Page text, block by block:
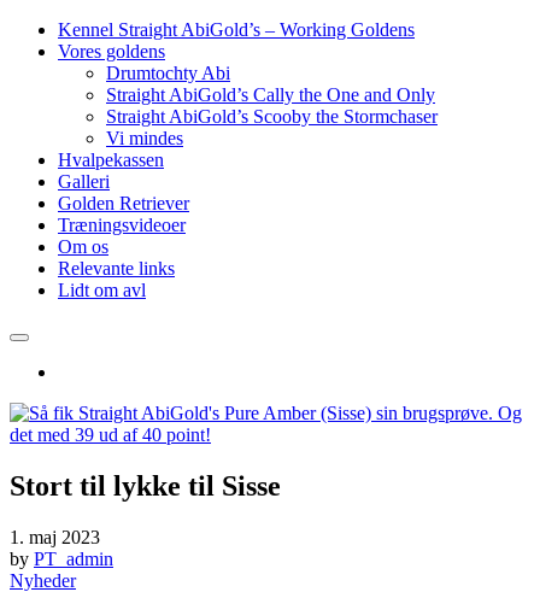
Kennel Straight AbiGold’s – Working Goldens
Vores goldens
Drumtochty Abi
Straight AbiGold’s Cally the One and Only
Straight AbiGold’s Scooby the Stormchaser
Vi mindes
Hvalpekassen
Galleri
Golden Retriever
Træningsvideoer
Om os
Relevante links
Lidt om avl
Stort til lykke til Sisse
1. maj 2023
by PT_admin
Nyheder